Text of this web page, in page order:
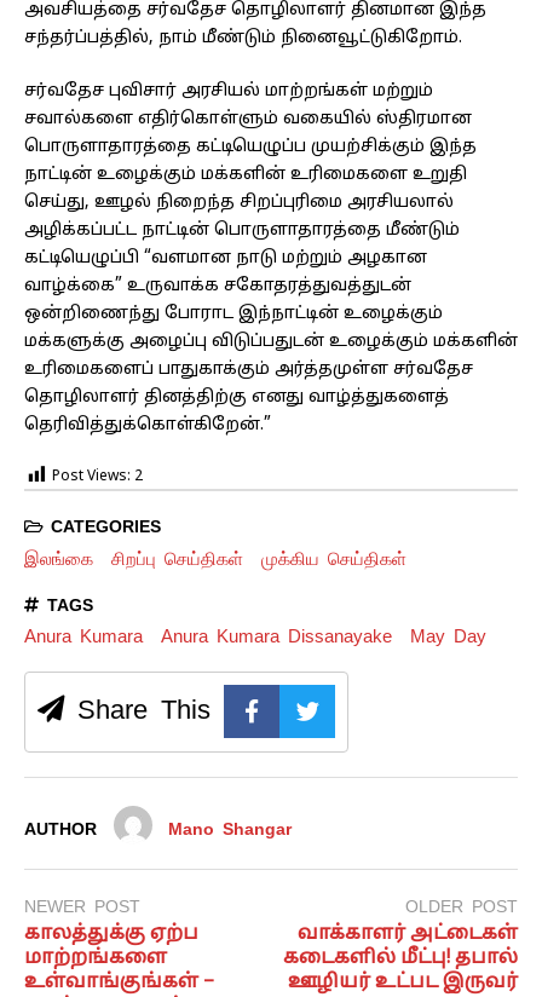
அவசியத்தை சர்வதேச தொழிலாளர் தினமான இந்த
சந்தர்ப்பத்தில், நாம் மீண்டும் நினைவூட்டுகிறோம்.
சர்வதேச புவிசார் அரசியல் மாற்றங்கள் மற்றும்
சவால்களை எதிர்கொள்ளும் வகையில் ஸ்திரமான
பொருளாதாரத்தை கட்டியெழுப்ப முயற்சிக்கும் இந்த
நாட்டின் உழைக்கும் மக்களின் உரிமைகளை உறுதி
செய்து, ஊழல் நிறைந்த சிறப்புரிமை அரசியலால்
அழிக்கப்பட்ட நாட்டின் பொருளாதாரத்தை மீண்டும்
கட்டியெழுப்பி “வளமான நாடு மற்றும் அழகான
வாழ்க்கை” உருவாக்க சகோதரத்துவத்துடன்
ஒன்றிணைந்து போராட இந்நாட்டின் உழைக்கும்
மக்களுக்கு அழைப்பு விடுப்பதுடன் உழைக்கும் மக்களின்
உரிமைகளைப் பாதுகாக்கும் அர்த்தமுள்ள சர்வதேச
தொழிலாளர் தினத்திற்கு எனது வாழ்த்துகளைத்
தெரிவித்துக்கொள்கிறேன்.”
Post Views: 2
CATEGORIES
இலங்கை சிறப்பு செய்திகள் முக்கிய செய்திகள்
TAGS
Anura Kumara Anura Kumara Dissanayake May Day
Share This
AUTHOR Mano Shangar
NEWER POST
காலத்துக்கு ஏற்ப
மாற்றங்களை
உள்வாங்குங்கள் –
OLDER POST
வாக்காளர் அட்டைகள்
கடைகளில் மீட்பு! தபால்
ஊழியர் உட்பட இருவர்